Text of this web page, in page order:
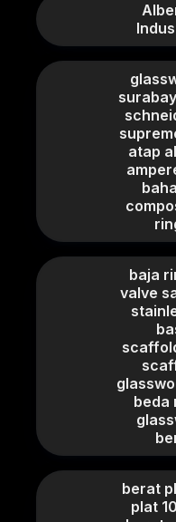
atap
baja
valve
beda
berat
plat